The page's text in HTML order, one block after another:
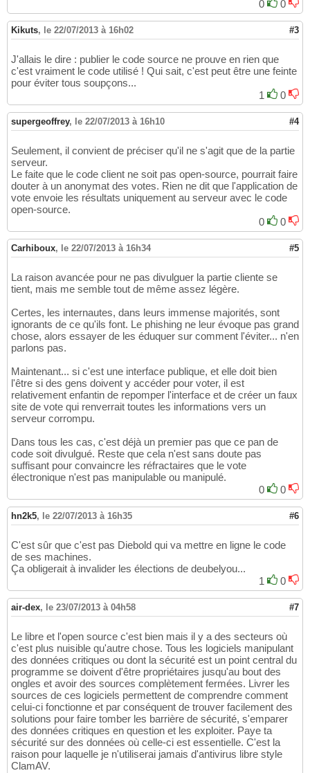
0
0
Kikuts, le 22/07/2013 à 16h02 #3
J'allais le dire : publier le code source ne prouve en rien que
c'est vraiment le code utilisé ! Qui sait, c'est peut être une feinte
pour éviter tous soupçons...
1
0
supergeoffrey, le 22/07/2013 à 16h10 #4
Seulement, il convient de préciser qu'il ne s'agit que de la partie
serveur.
Le faite que le code client ne soit pas open-source, pourrait faire
douter à un anonymat des votes. Rien ne dit que l'application de
vote envoie les résultats uniquement au serveur avec le code
open-source.
0
0
Carhiboux, le 22/07/2013 à 16h34 #5
La raison avancée pour ne pas divulguer la partie cliente se
tient, mais me semble tout de même assez légère.
Certes, les internautes, dans leurs immense majorités, sont
ignorants de ce qu'ils font. Le phishing ne leur évoque pas grand
chose, alors essayer de les éduquer sur comment l'éviter... n'en
parlons pas.
Maintenant... si c'est une interface publique, et elle doit bien
l'être si des gens doivent y accéder pour voter, il est
relativement enfantin de repomper l'interface et de créer un faux
site de vote qui renverrait toutes les informations vers un
serveur corrompu.
Dans tous les cas, c'est déjà un premier pas que ce pan de
code soit divulgué. Reste que cela n'est sans doute pas
suffisant pour convaincre les réfractaires que le vote
électronique n'est pas manipulable ou manipulé.
0
0
hn2k5, le 22/07/2013 à 16h35 #6
C'est sûr que c'est pas Diebold qui va mettre en ligne le code
de ses machines.
Ça obligerait à invalider les élections de deubelyou...
1
0
air-dex, le 23/07/2013 à 04h58 #7
Le libre et l'open source c'est bien mais il y a des secteurs où
c'est plus nuisible qu'autre chose. Tous les logiciels manipulant
des données critiques ou dont la sécurité est un point central du
programme se doivent d'être propriétaires jusqu'au bout des
ongles et avoir des sources complètement fermées. Livrer les
sources de ces logiciels permettent de comprendre comment
celui-ci fonctionne et par conséquent de trouver facilement des
solutions pour faire tomber les barrière de sécurité, s'emparer
des données critiques en question et les exploiter. Paye ta
sécurité sur des données où celle-ci est essentielle. C'est la
raison pour laquelle je n'utiliserai jamais d'antivirus libre style
ClamAV.